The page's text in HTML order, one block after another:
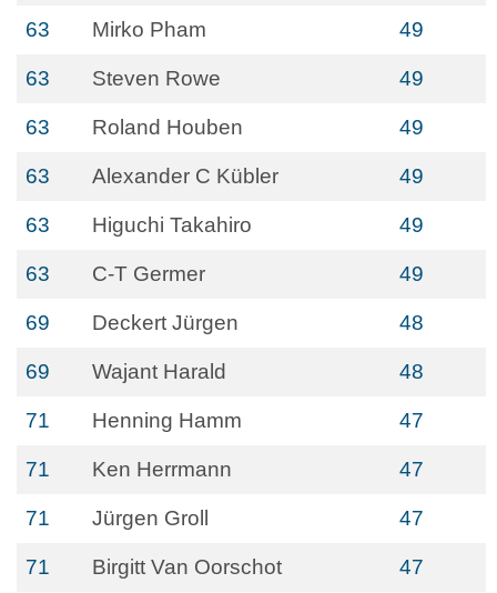
63 Mirko Pham 49
63 Steven Rowe 49
63 Roland Houben 49
63 Alexander C Kübler 49
63 Higuchi Takahiro 49
63 C-T Germer 49
69 Deckert Jürgen 48
69 Wajant Harald 48
71 Henning Hamm 47
71 Ken Herrmann 47
71 Jürgen Groll 47
71 Birgitt Van Oorschot 47